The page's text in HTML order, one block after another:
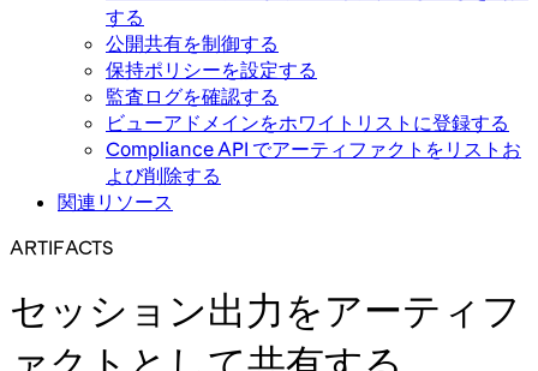
する
公開共有を制御する
保持ポリシーを設定する
監査ログを確認する
ビューアドメインをホワイトリストに登録する
Compliance API でアーティファクトをリストお
よび削除する
関連リソース
ARTIFACTS
セッション出力をアーティフ